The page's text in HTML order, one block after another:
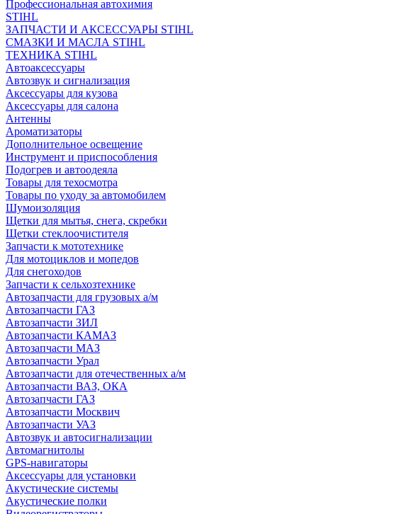
Профессиональная автохимия
STIHL
ЗАПЧАСТИ И АКСЕССУАРЫ STIHL
СМАЗКИ И МАСЛА STIHL
ТЕХНИКА STIHL
Автоаксессуары
Автозвук и сигнализация
Аксессуары для кузова
Аксессуары для салона
Антенны
Ароматизаторы
Дополнительное освещение
Инструмент и приспособления
Подогрев и автоодеяла
Товары для техосмотра
Товары по уходу за автомобилем
Шумоизоляция
Щетки для мытья, снега, скребки
Щетки стеклоочистителя
Запчасти к мототехнике
Для мотоциклов и мопедов
Для снегоходов
Запчасти к сельхозтехнике
Автозапчасти для грузовых а/м
Автозапчасти ГАЗ
Автозапчасти ЗИЛ
Автозапчасти КАМАЗ
Автозапчасти МАЗ
Автозапчасти Урал
Автозапчасти для отечественных а/м
Автозапчасти ВАЗ, ОКА
Автозапчасти ГАЗ
Автозапчасти Москвич
Автозапчасти УАЗ
Автозвук и автосигнализации
Автомагнитолы
GPS-навигаторы
Аксессуары для установки
Акустические системы
Акустические полки